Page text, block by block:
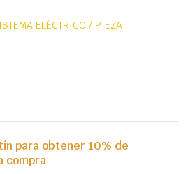
ELÉCTRICO / PIEZA
para obtener 10% de
compra